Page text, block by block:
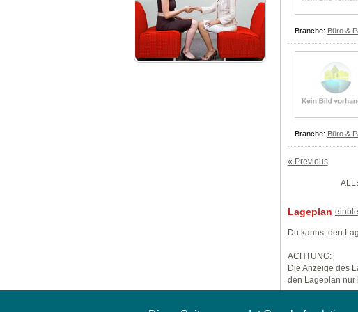
Branche: Büro &
Branche: Büro &
« Previous
Lageplan
Du kannst den
ACHTUNG:
Die Anzeige des
den Lageplan nur